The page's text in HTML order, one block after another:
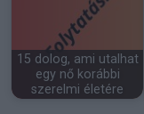
15 dolog, ami utalhat
egy nő korábbi
szerelmi életére